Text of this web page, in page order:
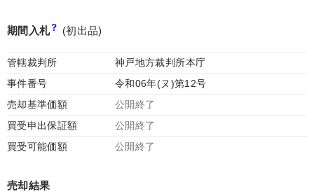
期間入札 (初出品)
管轄裁判所
神戸地方裁判所本庁
事件番号
令和06年(ヌ)第12号
売却基準価額
公開終了
買受申出保証額
公開終了
買受可能価額
公開終了
売却結果